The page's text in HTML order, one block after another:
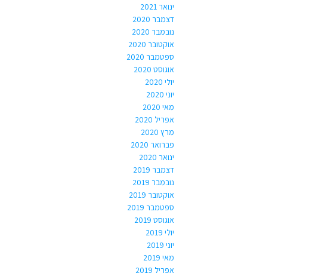
ינואר 2021
דצמבר 2020
נובמבר 2020
אוקטובר 2020
ספטמבר 2020
אוגוסט 2020
יולי 2020
יוני 2020
מאי 2020
אפריל 2020
מרץ 2020
פברואר 2020
ינואר 2020
דצמבר 2019
נובמבר 2019
אוקטובר 2019
ספטמבר 2019
אוגוסט 2019
יולי 2019
יוני 2019
מאי 2019
אפריל 2019